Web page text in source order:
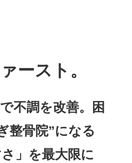
ースト。
不調を改善。困
整骨院”になる
」を最大限に